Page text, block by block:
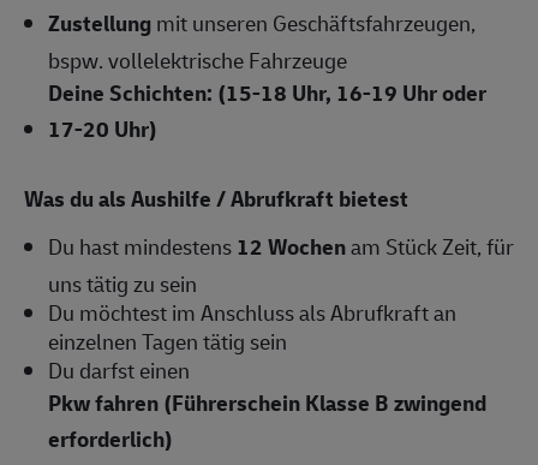
Zustellungmit unseren Geschäftsfahrzeugen,
bspw. vollelektrische Fahrzeuge
Deine Schichten: (15-18 Uhr, 16-19 Uhr oder
17-20 Uhr)
Was du als Aushilfe / Abrufkraft bietest
Du hast mindestens 12 Wochenam Stück Zeit, für
uns tätig zu sein
Du möchtest im Anschluss als Abrufkraft an
einzelnen Tagen tätig sein
Du darfst einen
Pkw fahren (Führerschein Klasse B zwingend
erforderlich)